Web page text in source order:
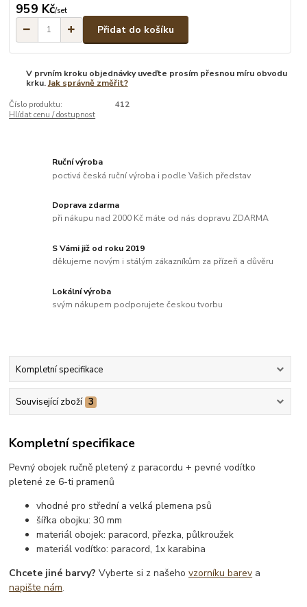
959 Kč/set
Přidat do košíku
V prvním kroku objednávky uveďte prosím přesnou míru obvodu
krku.Jak správně změřit?
Číslo produktu:
412
Hlídat cenu / dostupnost
Ruční výroba
poctivá česká ruční výroba i podle Vašich představ
Doprava zdarma
při nákupu nad 2000 Kč máte od nás dopravu ZDARMA
S Vámi již od roku 2019
děkujeme novým i stálým zákazníkům za přízeň a důvěru
Lokální výroba
svým nákupem podporujete českou tvorbu
Kompletní specifikace
Související zboží 3
Kompletní specifikace
Pevný obojek ručně pletený z paracordu + pevné vodítko
pletené ze 6-ti pramenů
vhodné pro střední a velká plemena psů
šířka obojku: 30 mm
materiál obojek: paracord, přezka, půlkroužek
materiál vodítko: paracord, 1x karabina
Chcete jiné barvy? Vyberte si z našehovzorníku barev a
napište nám.